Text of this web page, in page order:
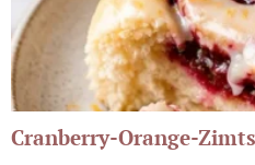
Cranberry-Orange-